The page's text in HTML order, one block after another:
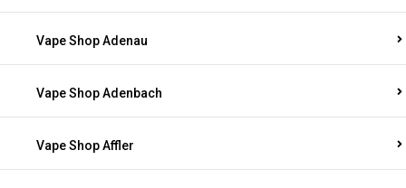
Vape Shop Adenau
Vape Shop Adenbach
Vape Shop Affler